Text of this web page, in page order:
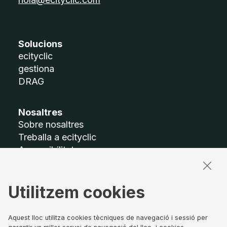
Solucions
ecityclic
gestiona
DRAG
Nosaltres
Sobre nosaltres
Treballa a ecityclic
Accessibilitat
Termes legals
Política de privacitat
Utilitzem cookies
Aquest lloc utilitza cookies tècniques de navegació i sessió per